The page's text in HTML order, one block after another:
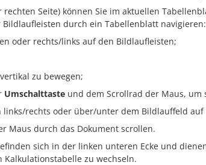
Seite) können Sie im aktuellen
durch ein Tabellenblatt navigieren:
oder rechts/links auf den Bildlaufleisten;
zu bewegen;
Umschalttaste und dem Scrollrad der Maus, um
links/rechts oder über/unter dem Bildlauffeld
Maus durch das Dokument scrollen.
sich in der linken unteren Ecke und
zu wechseln.